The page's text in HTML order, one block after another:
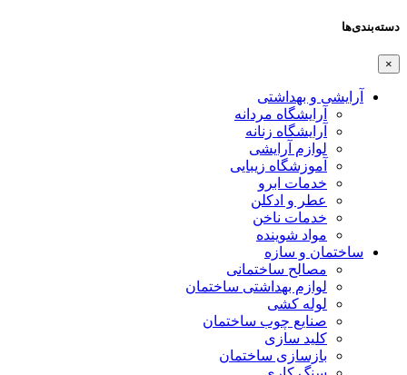
دسته‌بندی‌ها
×
آرایشی و بهداشتی
آرایشگاه مردانه
آرایشگاه زنانه
لوازم آرایشی
آموزشگاه زیبایی
خدمات ابرو
عطر و ادکلن
خدمات ناخن
مواد شوینده
ساختمان و سازه
مصالح ساختمانی
لوازم بهداشتی ساختمان
لوله کشی
صنایع چوب ساختمان
کلید سازی
بازسازی ساختمان